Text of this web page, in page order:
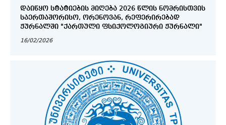
ᲓᲐᲘᲬᲧᲝ ᲡᲢᲐᲢᲘᲔᲑᲘᲡ ᲛᲘᲦᲔᲑᲐ 2026 ᲬᲚᲘᲡ ᲜᲝᲛᲠᲘᲡᲗᲕᲘᲡ
ᲡᲐᲔᲠᲗᲐᲨᲝᲠᲘᲡᲝ, ᲝᲠᲔᲜᲝᲕᲐᲜ, ᲠᲔᲤᲔᲠᲘᲠᲔᲑᲐᲓ
ᲟᲣᲠᲜᲐᲚᲨᲘ "ᲥᲐᲠᲗᲣᲚᲘ ᲤᲡᲘᲥᲝᲚᲝᲒᲘᲣᲠᲘ ᲟᲣᲠᲜᲐᲚᲘ"
16/02/2026